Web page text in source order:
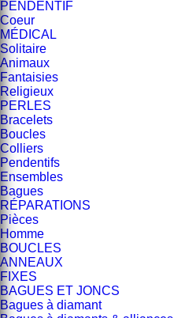
PENDENTIF
Coeur
MÉDICAL
Solitaire
Animaux
Fantaisies
Religieux
PERLES
Bracelets
Boucles
Colliers
Pendentifs
Ensembles
Bagues
RÉPARATIONS
Pièces
Homme
BOUCLES
ANNEAUX
FIXES
BAGUES ET JONCS
Bagues à diamant